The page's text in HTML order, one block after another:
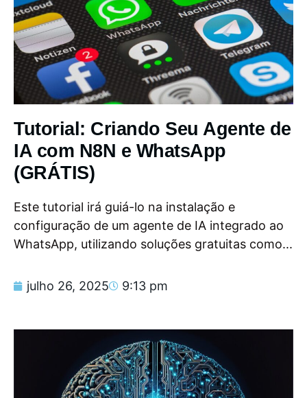
Tutorial: Criando Seu Agente de
IA com N8N e WhatsApp
(GRÁTIS)
Este tutorial irá guiá-lo na instalação e
configuração de um agente de IA integrado ao
WhatsApp, utilizando soluções gratuitas como...
julho 26, 2025 9:13 pm